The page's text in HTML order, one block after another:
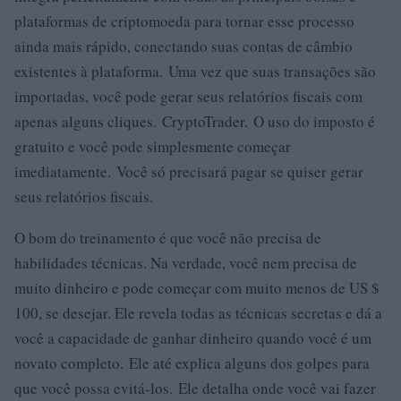
plataformas de criptomoeda para tornar esse processo
ainda mais rápido, conectando suas contas de câmbio
existentes à plataforma. Uma vez que suas transações são
importadas, você pode gerar seus relatórios fiscais com
apenas alguns cliques. CryptoTrader. O uso do imposto é
gratuito e você pode simplesmente começar
imediatamente. Você só precisará pagar se quiser gerar
seus relatórios fiscais.
O bom do treinamento é que você não precisa de
habilidades técnicas. Na verdade, você nem precisa de
muito dinheiro e pode começar com muito menos de US $
100, se desejar. Ele revela todas as técnicas secretas e dá a
você a capacidade de ganhar dinheiro quando você é um
novato completo. Ele até explica alguns dos golpes para
que você possa evitá-los. Ele detalha onde você vai fazer